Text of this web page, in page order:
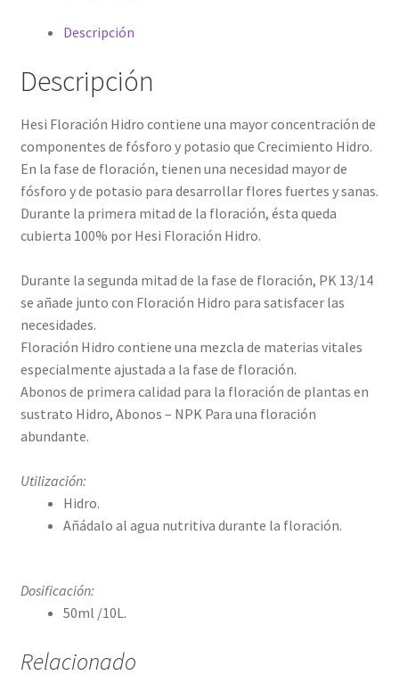
Descripción
Descripción
Hesi Floración Hidro contiene una mayor concentración de
componentes de fósforo y potasio que Crecimiento Hidro.
En la fase de floración, tienen una necesidad mayor de
fósforo y de potasio para desarrollar flores fuertes y sanas.
Durante la primera mitad de la floración, ésta queda
cubierta 100% por Hesi Floración Hidro.
Durante la segunda mitad de la fase de floración, PK 13/14
se añade junto con Floración Hidro para satisfacer las
necesidades.
Floración Hidro contiene una mezcla de materias vitales
especialmente ajustada a la fase de floración.
Abonos de primera calidad para la floración de plantas en
sustrato Hidro, Abonos – NPK Para una floración
abundante.
Utilización:
Hidro.
Añádalo al agua nutritiva durante la floración.
Dosificación:
50ml /10L.
Relacionado